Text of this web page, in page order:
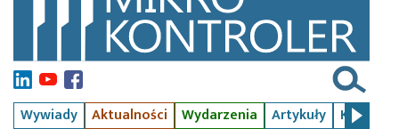
Wywiady Aktualności Wydarzenia Artykuły Kursy